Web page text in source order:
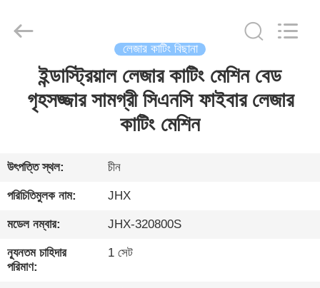
আমাদের
সম্পর্কে
কারখানা
সফর
Photoelectric
Co.,Ltd.
লেজার কাটিং বিছানা
ইন্ডাস্ট্রিয়াল লেজার কাটিং মেশিন বেড
গৃহসজ্জার সামগ্রী সিএনসি ফাইবার লেজার
কাটিং মেশিন
উৎপত্তি স্থল: চীন
পরিচিতিমুলক নাম: JHX
মডেল নম্বার: JHX-320800S
ন্যূনতম চাহিদার
পরিমাণ:
1 সেট